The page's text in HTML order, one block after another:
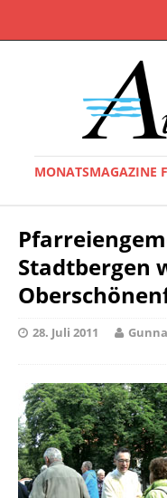
MONATSMAGAZINE
Stadtbergen
28. Juli 2011